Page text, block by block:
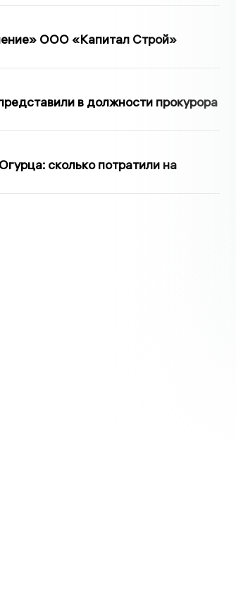
ООО «Капитал Строй»
в должности прокурора
сколько потратили на